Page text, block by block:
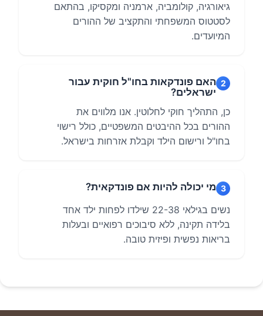
גיאורגיה, קולומביה, ארמניה ומקסיקו, בהתאם
לסטטוס המשפחתי והתקציב של ההורים
המיועדים.
2 האם פונדקאות בחו"ל חוקית עבור
ישראלים?
כן, התהליך חוקי לחלוטין. אנו מלווים את
ההורים בכל ההיבטים המשפטיים, כולל רישוי
בחו"ל ורישום הילד וקבלת אזרחות בישראל.
3 מי יכולה להיות אם פונדקאית?
נשים בגילאי 22-38 שילדו לפחות ילד אחד
בלידה תקינה, ללא סיבוכים רפואיים ובעלות
בריאות נפשית ופיזית טובה.